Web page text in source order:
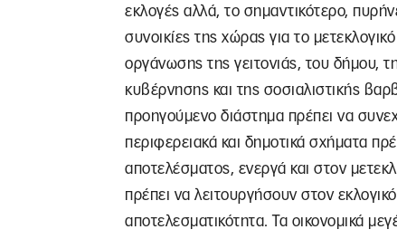
εκλογές αλλά, το σημαντικότερο,
συνοικίες της χώρας για το
οργάνωσης της γειτονιάς, του δήμου,
κυβέρνησης και της σοσιαλιστικής
προηγούμενο διάστημα πρέπει να
περιφερειακά και δημοτικά σχήματα
αποτελέσματος, ενεργά και στον
πρέπει να λειτουργήσουν στον
αποτελεσματικότητα. Τα οικονομικά